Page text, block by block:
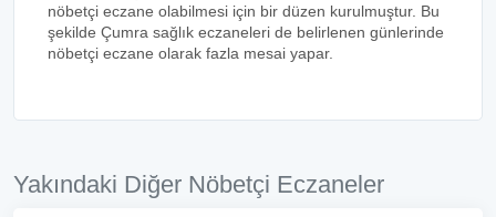
nöbetçi eczane olabilmesi için bir düzen kurulmuştur. Bu
şekilde Çumra sağlık eczaneleri de belirlenen günlerinde
nöbetçi eczane olarak fazla mesai yapar.
Yakındaki Diğer Nöbetçi Eczaneler